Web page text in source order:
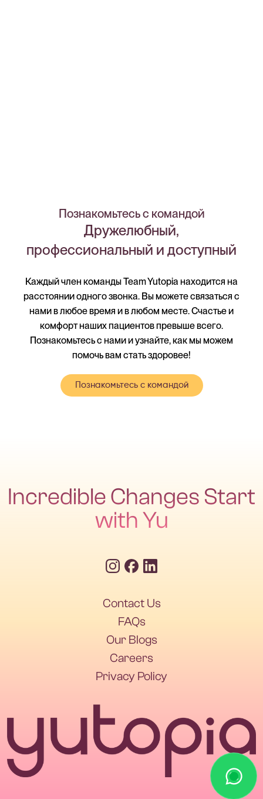
Познакомьтесь с командой
Дружелюбный,
профессиональный и доступный
Каждый член команды Team Yutopia находится на
расстоянии одного звонка. Вы можете связаться с
нами в любое время и в любом месте. Счастье и
комфорт наших пациентов превыше всего.
Познакомьтесь с нами и узнайте, как мы можем
помочь вам стать здоровее!
Познакомьтесь с командой
Incredible Changes Start
with Yu
Contact Us
FAQs
Our Blogs
Careers
Privacy Policy